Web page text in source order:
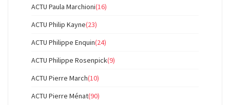
ACTU Paula Marchioni(16)
ACTU Philip Kayne(23)
ACTU Philippe Enquin(24)
ACTU Philippe Rosenpick(9)
ACTU Pierre March(10)
ACTU Pierre Ménat(90)